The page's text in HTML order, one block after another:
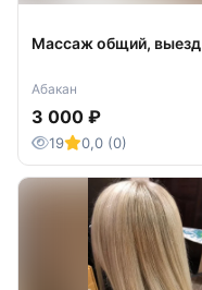
Массаж общий, выезд
Абакан
3 000 ₽
19 0,0 (0)